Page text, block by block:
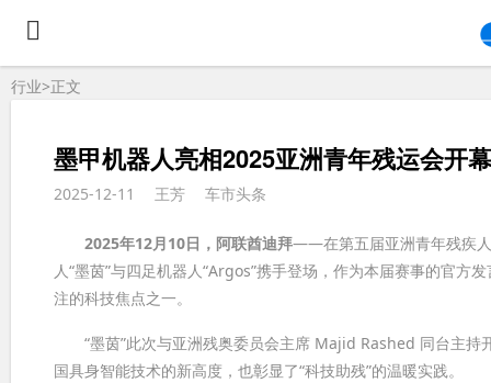
行业>正文
墨甲机器人亮相2025亚洲青年残运会开
2025-12-11 王芳 车市头条
2025年12月10日，阿联酋迪拜——在第五届亚洲青年残疾
人“墨茵”与四足机器人“Argos”携手登场，作为本届赛事的官
注的科技焦点之一。
“墨茵”此次与亚洲残奥委员会主席 Majid Rashed 同台主持
国具身智能技术的新高度，也彰显了“科技助残”的温暖实践。